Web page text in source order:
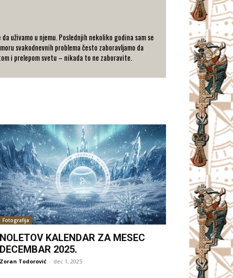
uživamo u njemu. Poslednjih nekoliko godina sam se
svakodnevnih problema često zaboravljamo da
i prelepom svetu – nikada to ne zaboravite.
Fotografija
NOLETOV KALENDAR ZA MESEC
DECEMBAR 2025.
Zoran Todorović - dec 1, 2025